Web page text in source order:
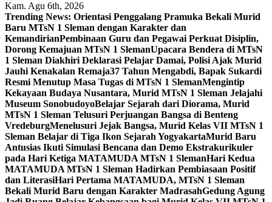
Kam. Agu 6th, 2026
Trending News: Orientasi Penggalang Pramuka Bekali Murid
Baru MTsN 1 Sleman dengan Karakter dan
KemandirianPembinaan Guru dan Pegawai Perkuat Disiplin,
Dorong Kemajuan MTsN 1 SlemanUpacara Bendera di MTsN
1 Sleman Diakhiri Deklarasi Pelajar Damai, Polisi Ajak Murid
Jauhi Kenakalan Remaja37 Tahun Mengabdi, Bapak Sukardi
Resmi Menutup Masa Tugas di MTsN 1 SlemanMengintip
Kekayaan Budaya Nusantara, Murid MTsN 1 Sleman Jelajahi
Museum SonobudoyoBelajar Sejarah dari Diorama, Murid
MTsN 1 Sleman Telusuri Perjuangan Bangsa di Benteng
VredeburgMenelusuri Jejak Bangsa, Murid Kelas VII MTsN 1
Sleman Belajar di Tiga Ikon Sejarah YogyakartaMurid Baru
Antusias Ikuti Simulasi Bencana dan Demo Ekstrakurikuler
pada Hari Ketiga MATAMUDA MTsN 1 SlemanHari Kedua
MATAMUDA MTsN 1 Sleman Hadirkan Pembiasaan Positif
dan LiterasiHari Pertama MATAMUDA, MTsN 1 Sleman
Bekali Murid Baru dengan Karakter MadrasahGedung Agung